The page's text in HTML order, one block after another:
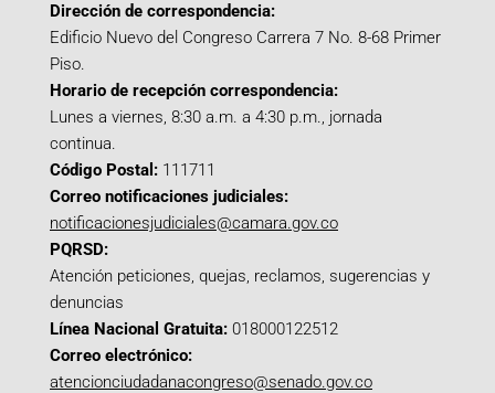
Dirección de correspondencia:
Edificio Nuevo del Congreso Carrera 7 No. 8-68 Primer
Piso.
Horario de recepción correspondencia:
Lunes a viernes, 8:30 a.m. a 4:30 p.m., jornada
continua.
Código Postal: 111711
Correo notificaciones judiciales:
notificacionesjudiciales@camara.gov.co
PQRSD:
Atención peticiones, quejas, reclamos, sugerencias y
denuncias
Línea Nacional Gratuita: 018000122512
Correo electrónico:
atencionciudadanacongreso@senado.gov.co